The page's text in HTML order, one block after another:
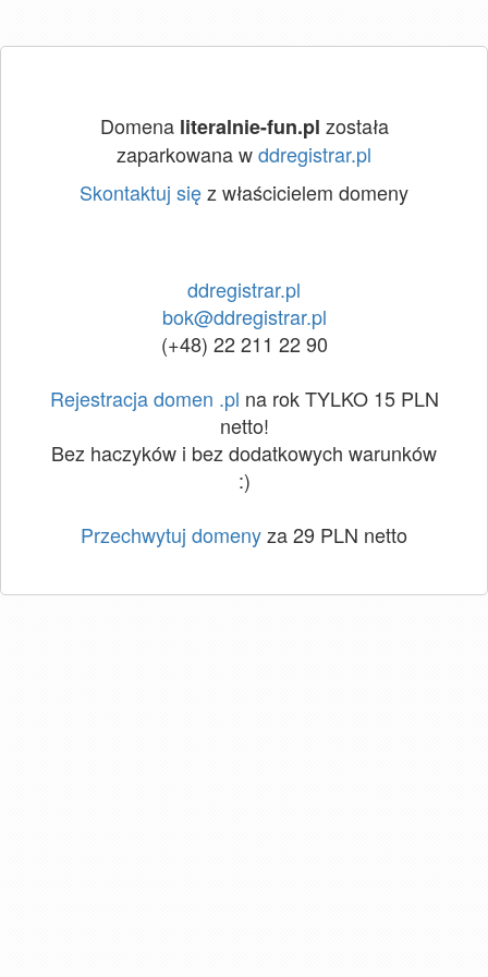
Domena literalnie-fun.pl została
zaparkowana wddregistrar.pl
Skontaktuj sięz właścicielem domeny
ddregistrar.pl
bok@ddregistrar.pl
(+48) 22 211 22 90
Rejestracja domen .pl na rok TYLKO 15 PLN
netto!
Bez haczyków i bez dodatkowych warunków
:)
Przechwytuj domenyza 29 PLN netto